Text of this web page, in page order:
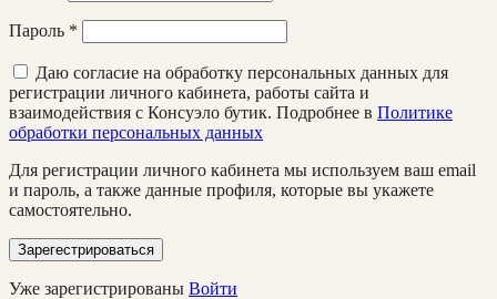
Пароль *
Даю согласие на обработку персональных данных для
регистрации личного кабинета, работы сайта и
взаимодействия с Консуэло бутик. Подробнее в Политике
обработки персональных данных
Для регистрации личного кабинета мы используем ваш email
и пароль, а также данные профиля, которые вы укажете
самостоятельно.
Зарегестрироваться
Уже зарегистрированы Войти